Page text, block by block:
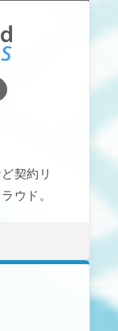
契約リ
ウド。